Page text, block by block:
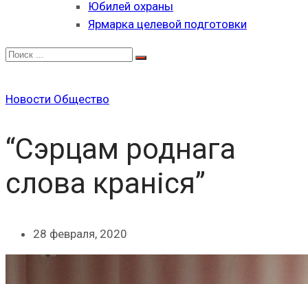
Юбилей охраны
Ярмарка целевой подготовки
Новости Общество
“Сэрцам роднага
слова краніся”
28 февраля, 2020